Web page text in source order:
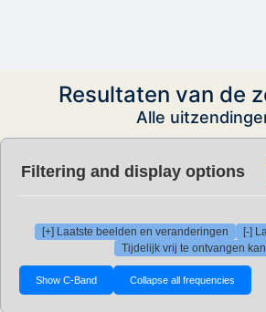
Resultaten van de
Alle
Filtering and display options
[+] Laatste beelden en veranderingen
[-]
Tijdelijk vrij te ontvangen